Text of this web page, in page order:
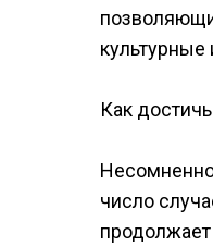
Как
число